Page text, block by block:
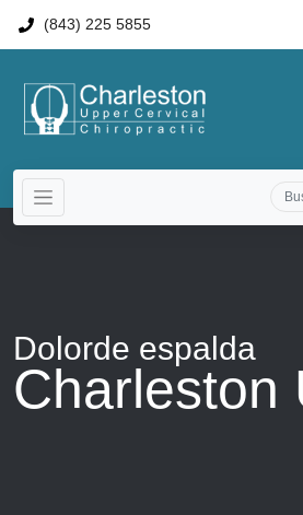
(843) 225 5855
Dolorde espalda
Charleston